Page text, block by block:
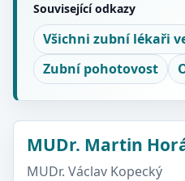
Související odkazy
Všichni zubní lékaři
Zubní pohotovost
MUDr. Martin
MUDr. Václav Kopecký